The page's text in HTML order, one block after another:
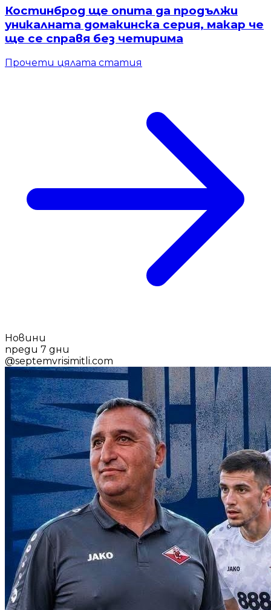
Костинброд ще опита да продължи
уникалната домакинска серия, макар че
ще се справя без четирима
Прочети цялата статия
Новини
преди 7 дни
@septemvrisimitli.com